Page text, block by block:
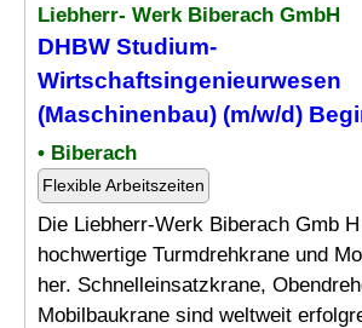
Liebherr- Werk Biberach GmbH
DHBW Studium-
Wirtschaftsingenieurwesen
(Maschinenbau) (m/w/d)
• Biberach
Flexible Arbeitszeiten
Die Liebherr-Werk Biberach Gmb
hochwertige Turmdrehkrane und
her. Schnelleinsatzkrane,
Mobilbaukrane sind weltweit